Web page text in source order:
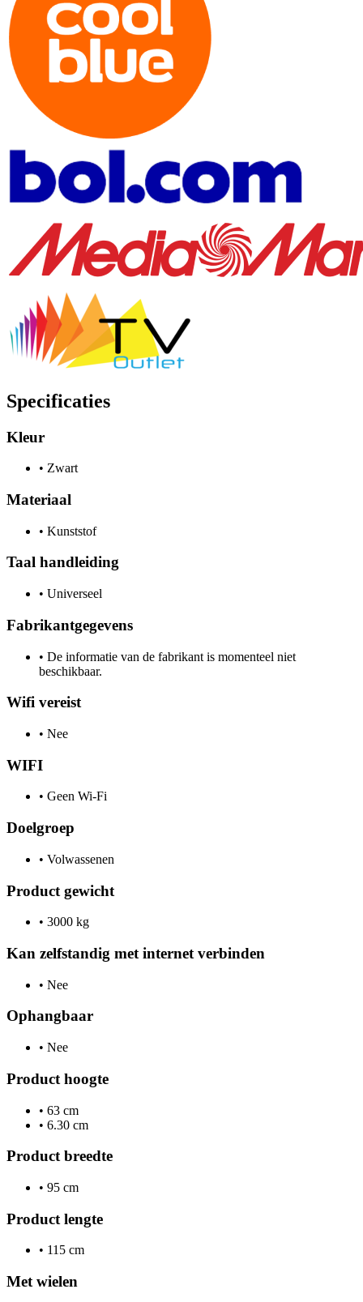
Specificaties
Kleur
• Zwart
Materiaal
• Kunststof
Taal handleiding
• Universeel
Fabrikantgegevens
• De informatie van de fabrikant is momenteel niet
beschikbaar.
Wifi vereist
• Nee
WIFI
• Geen Wi-Fi
Doelgroep
• Volwassenen
Product gewicht
• 3000 kg
Kan zelfstandig met internet verbinden
• Nee
Ophangbaar
• Nee
Product hoogte
• 63 cm
• 6.30 cm
Product breedte
• 95 cm
Product lengte
• 115 cm
Met wielen